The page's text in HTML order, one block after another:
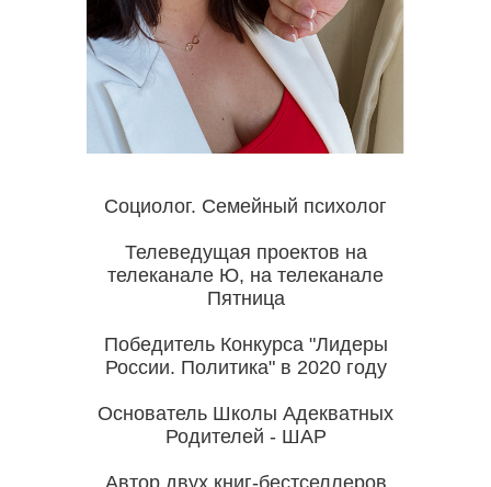
Cоциолог. Семейный психолог
Телеведущая проектов на
телеканале Ю, на телеканале
Пятница
Победитель Конкурса "Лидеры
России. Политика" в 2020 году
Основатель Школы Адекватных
Родителей - ШАР
Автор двух книг-бестселлеров